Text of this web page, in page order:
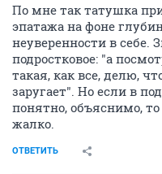
По мне так татушка
эпатажа на фоне
неуверенности в себе.
подростковое: "а
такая, как все, делю,
заругает". Но если в
понятно, объяснимо,
жалко.
ОТВЕТИТЬ